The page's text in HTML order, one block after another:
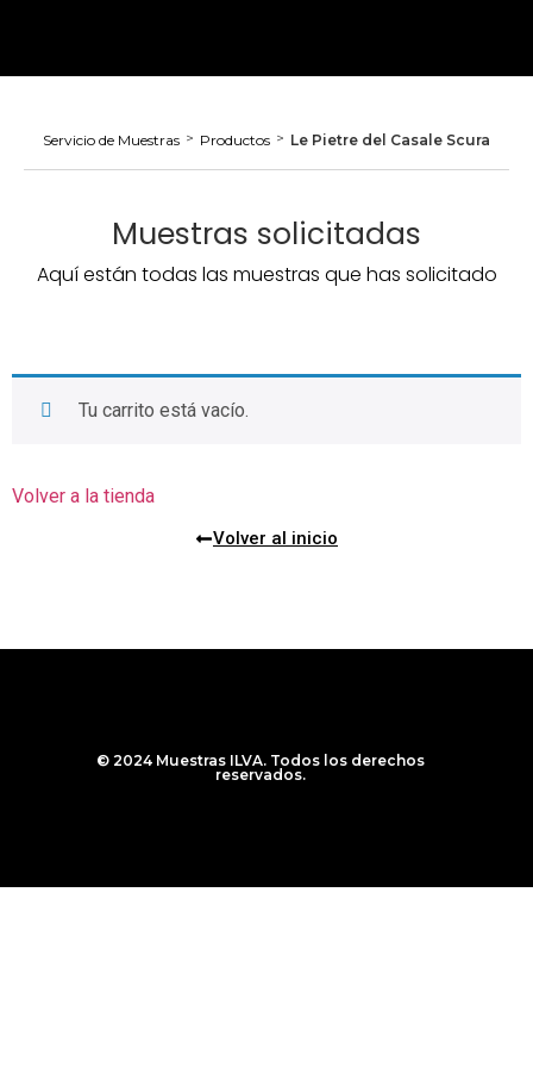
Servicio de Muestras > Productos > Le Pietre del Casale Scura
Muestras solicitadas
Aquí están todas las muestras que has solicitado
Tu carrito está vacío.
Volver a la tienda
Volver al inicio
© 2024 Muestras ILVA. Todos los derechos
reservados.